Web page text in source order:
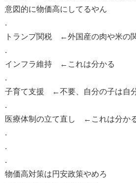
意図的に物価高にしてるやん
.
トランプ関税 ←外国産の肉や米の
.
インフラ維持 ←これは分かる
.
子育て支援 ←不要、自分の子は自
.
医療体制の立て直し ←これは分か
.
.
.
物価高対策は円安政策やめろ